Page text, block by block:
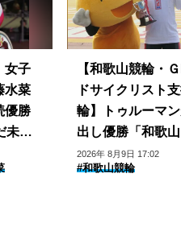
女子
水菜
勝
未熟
【和歌山競輪・
ドサイクリスト
輪】トゥルーマ
出し優勝「和歌
ン、大好き！」
2026年 8月9日 17:02
#和歌山競輪